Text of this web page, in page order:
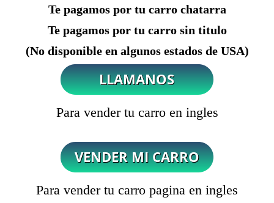
Te pagamos por tu carro chatarra
Te pagamos por tu carro sin titulo
(No disponible en algunos estados de USA)
Para vender tu carro en ingles
Para vender tu carro pagina en ingles